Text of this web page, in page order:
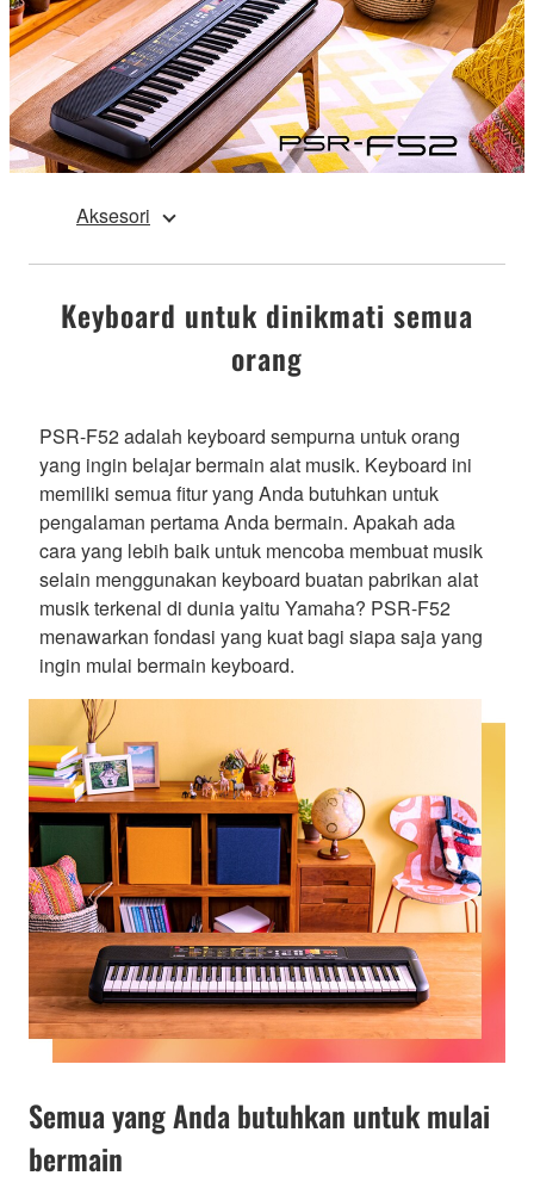
Aksesori
Keyboard untuk dinikmati semua
orang
PSR-F52 adalah keyboard sempurna untuk orang
yang ingin belajar bermain alat musik. Keyboard ini
memiliki semua fitur yang Anda butuhkan untuk
pengalaman pertama Anda bermain. Apakah ada
cara yang lebih baik untuk mencoba membuat musik
selain menggunakan keyboard buatan pabrikan alat
musik terkenal di dunia yaitu Yamaha? PSR-F52
menawarkan fondasi yang kuat bagi siapa saja yang
ingin mulai bermain keyboard.
Semua yang Anda butuhkan untuk mulai
bermain